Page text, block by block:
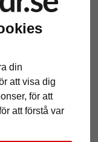
din
att visa dig
för att
att förstå var